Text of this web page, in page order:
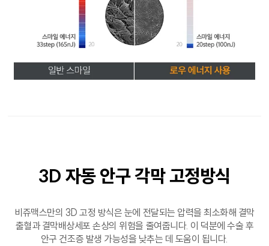
3D 자동 안구각막 고정방식
비쥬맥스만의 3D 고정 방식은 눈에 전달되는 압력을 최소화해 결막
출혈과 결막배상세포 손상의 위험을 줄여줍니다. 이 덕분에 수술 후
안구 건조증 발생 가능성을 낮추는 데 도움이 됩니다.